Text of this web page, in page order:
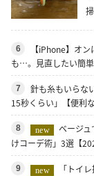
6
【iPhone】オ
も…。見直したい簡
7
針も糸もいらな
15秒くらい」【便利な
8 new
ベージ
けコーデ術」3選【
9 new
「トイ